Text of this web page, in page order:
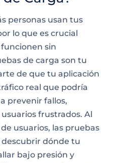
personas usan tus
lo que es crucial
sin
de carga son tu
de que tu aplicación
real que podría
prevenir fallos,
frustrados. Al
usuarios, las pruebas
dónde tu
bajo presión y